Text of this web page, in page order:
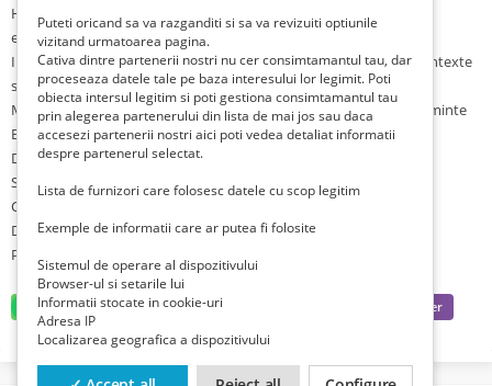
Hostess Bucuresti – prezenta eleganta si profesionista pentru
evenimente
Insotitor pentru evenimente – companie placuta si rafinata in contexte
sociale
Masaj profesional – relaxare profunda si echilibru pentru corp si minte
Bucuresti – Unirii | Victoriei | Sector 6
Discretie si profesionalism
Servicii personalizate
Cadru elegant si confortabil
Descopera mai mult: velvet.intex-media.ro
Programeaza-te si bucura-te de o experienta premium
Puteti oricand sa va razganditi si sa va revizuiti optiunile
vizitand urmatoarea pagina.
Cativa dintre partenerii nostri nu cer consimtamantul tau, dar
proceseaza datele tale pe baza interesului lor legimit. Poti
obiecta intersul legitim si poti gestiona consimtamantul tau
prin alegerea partenerului din lista de mai jos sau daca
accesezi partenerii nostri aici poti vedea detaliat informatii
despre partenerul selectat.
Lista de furnizori care folosesc datele cu scop legitim
Exemple de informatii care ar putea fi folosite
Sistemul de operare al dispozitivului
Browser-ul si setarile lui
Informatii stocate in cookie-uri
Adresa IP
Localizarea geografica a dispozitivului